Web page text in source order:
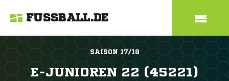
FUSSBALL.DE
SAISON 17/18
E-JUNIOREN 22 (45221)